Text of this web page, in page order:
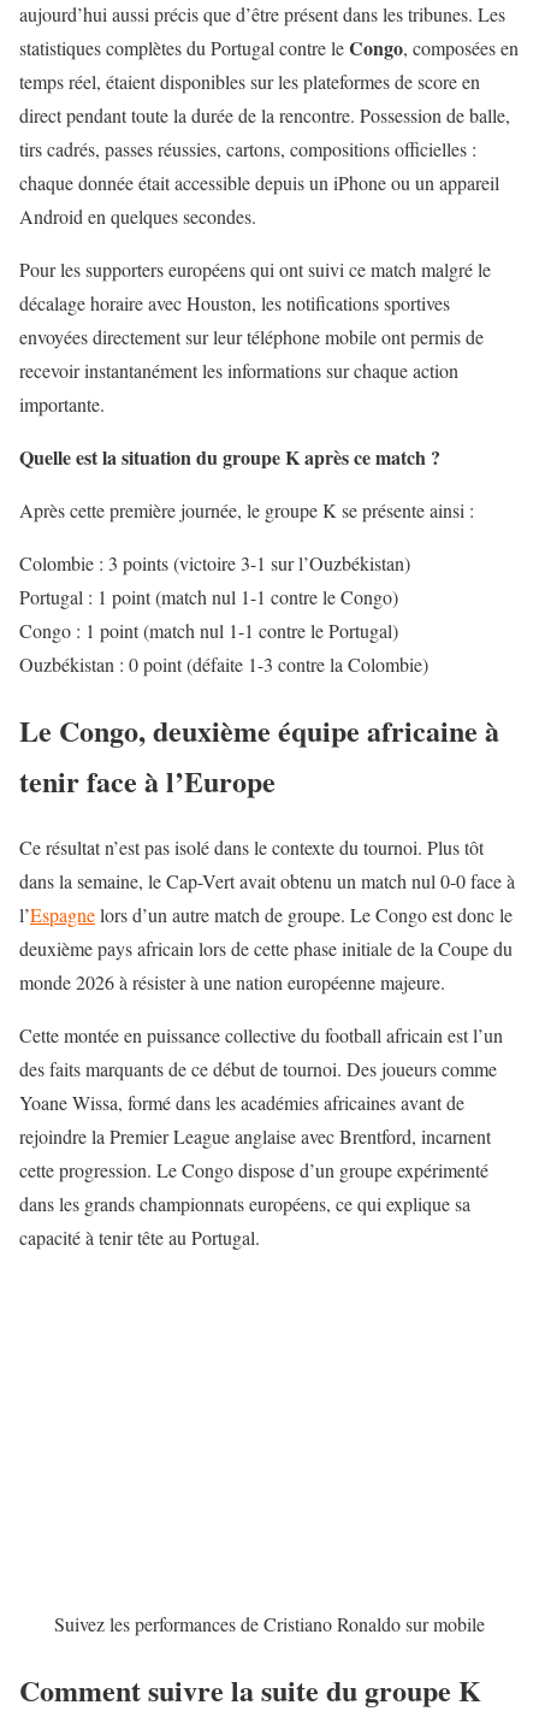
aujourd’hui aussi précis que d’être présent dans les tribunes. Les
statistiques complètes du Portugal contre leCongo, composées en
temps réel, étaient disponibles sur les plateformes de score en
direct pendant toute la durée de la rencontre. Possession de balle,
tirs cadrés, passes réussies, cartons, compositions officielles :
chaque donnée était accessible depuis un iPhone ou un appareil
Android en quelques secondes.
Pour les supporters européens qui ont suivi ce match malgré le
décalage horaire avec Houston, les notifications sportives
envoyées directement sur leur téléphone mobile ont permis de
recevoir instantanément les informations sur chaque action
importante.
Quelle est la situation du groupe K après ce match ?
Après cette première journée, le groupe Kse présente ainsi :
Colombie : 3 points (victoire 3-1 sur l’Ouzbékistan)
Portugal : 1 point (match nul 1-1 contre le Congo)
Congo : 1 point (match nul 1-1 contre le Portugal)
Ouzbékistan : 0 point (défaite 1-3 contre la Colombie)
Le Congo, deuxième équipe africaine à
tenir face à l’Europe
Ce résultat n’est pas isolé dans le contexte du tournoi. Plus tôt
dans la semaine, le Cap-Vert avait obtenu un match nul 0-0 face à
l’Espagnelors d’un autre match de groupe. Le Congo est donc le
deuxième pays africain lors de cette phase initiale de la Coupe du
monde 2026 à résister à une nation européenne majeure.
Cette montée en puissance collective du football africain est l’un
des faits marquants de ce début de tournoi. Des joueurs comme
Yoane Wissa, formé dans les académies africaines avant de
rejoindre la Premier League anglaise avec Brentford, incarnent
cette progression. Le Congo dispose d’un groupe expérimenté
dans les grands championnats européens, ce qui explique sa
capacité à tenir tête au Portugal.
Suivez les performances de Cristiano Ronaldo sur mobile
Comment suivre la suite du groupe K